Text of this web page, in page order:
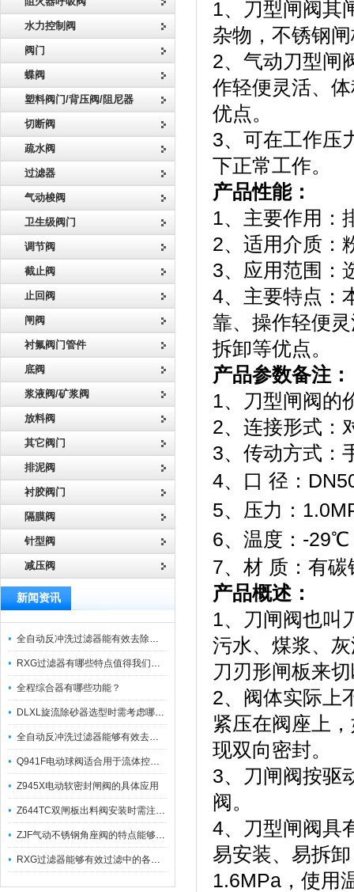
水力控制阀
阀门
蝶阀
塑料阀门/背压阀/阻尼器
切断阀
疏水阀
过滤器
气动梭阀
卫生级阀门
调节阀
截止阀
止回阀
闸阀
衬氟阀门管件
底阀
浆液阀/矿浆阀
放料阀
其它阀门
排泥阀
衬胶阀门
隔膜阀
针型阀
减压阀
新闻资讯
全自动反冲洗过滤器能有效去除过滤介质上的杂质
RXG过滤器有哪些特点值得我们选择？
全程综合器有哪些功能？
DLXL旋流除砂器选型时需考虑哪些因素？
全自动反冲洗过滤器能够有效去除不同粒径的固体杂
Q941F电动球阀适合用于流体控制需要迅速反应的场合
Z945X电动软密封闸阀的具体应用
Z644TC双闸板出料阀安装时需注意哪些事项？
ZJF气动不锈钢角座阀的特点能够稳定地控制介质流量
RXG过滤器能够有效过滤中的各种杂质
1、刀型闸阀其
杂物，不锈钢
2、气动刀型闸
作轻便灵活、
优点。
3、可在工作压
下正常工作。
产品性能：
1、主要作用：
2、适用介质：
3、应用范围：
4、主要特点：
靠、操作轻便
拆卸等优点。
产品参数备注：
1、刀型闸阀的
2、连接形式：
3、传动方式：
4、口 径：
5、压力：
6、温度：-
7、材 质：有
产品概述：
1、刀闸阀也叫
污水、煤浆、
刀刃形闸板来
2、阀体实际上
紧压在阀座上
现双向密封。
3、刀闸阀按驱
阀。
4、刀型闸阀具
易安装、易拆
1.6MPa，使用